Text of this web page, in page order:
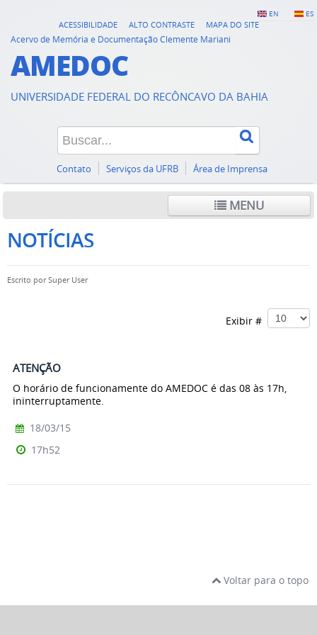
EN ES
ACESSIBILIDADE ALTO CONTRASTE
MAPA DO SITE
Acervo de Memória e Documentação Clemente Mariani
AMEDOC
UNIVERSIDADE FEDERAL DO RECÔNCAVO DA BAHIA
Contato Serviços da UFRB Área de Imprensa
MENU
NOTÍCIAS
Escrito porSuper User
Exibir #
ATENÇÃO
O horário de funcionamente do AMEDOC é das 08 às 17h,
ininterruptamente.
18/03/15
17h52
Voltar para o topo